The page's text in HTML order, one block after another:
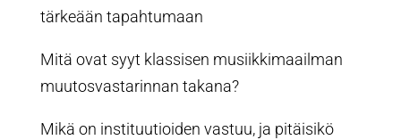
tärkeään tapahtumaan
Mitä ovat syyt klassisen musiikkimaailman
muutosvastarinnan takana?
Mikä on instituutioiden vastuu, ja pitäisikö